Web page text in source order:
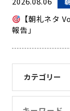
カテゴリー
【朝礼ネタ
報告」